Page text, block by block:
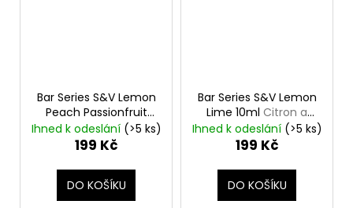
Bar Series S&V Lemon
Peach Passionfruit
10ml Citron, broskev a
marakuja
Ihned k odeslání (>5 ks)
199 Kč
DO KOŠÍKU
Bar Series S&V Lemon
Lime 10ml Citron a
limetka
Ihned k odeslání (>5 ks)
199 Kč
DO KOŠÍKU